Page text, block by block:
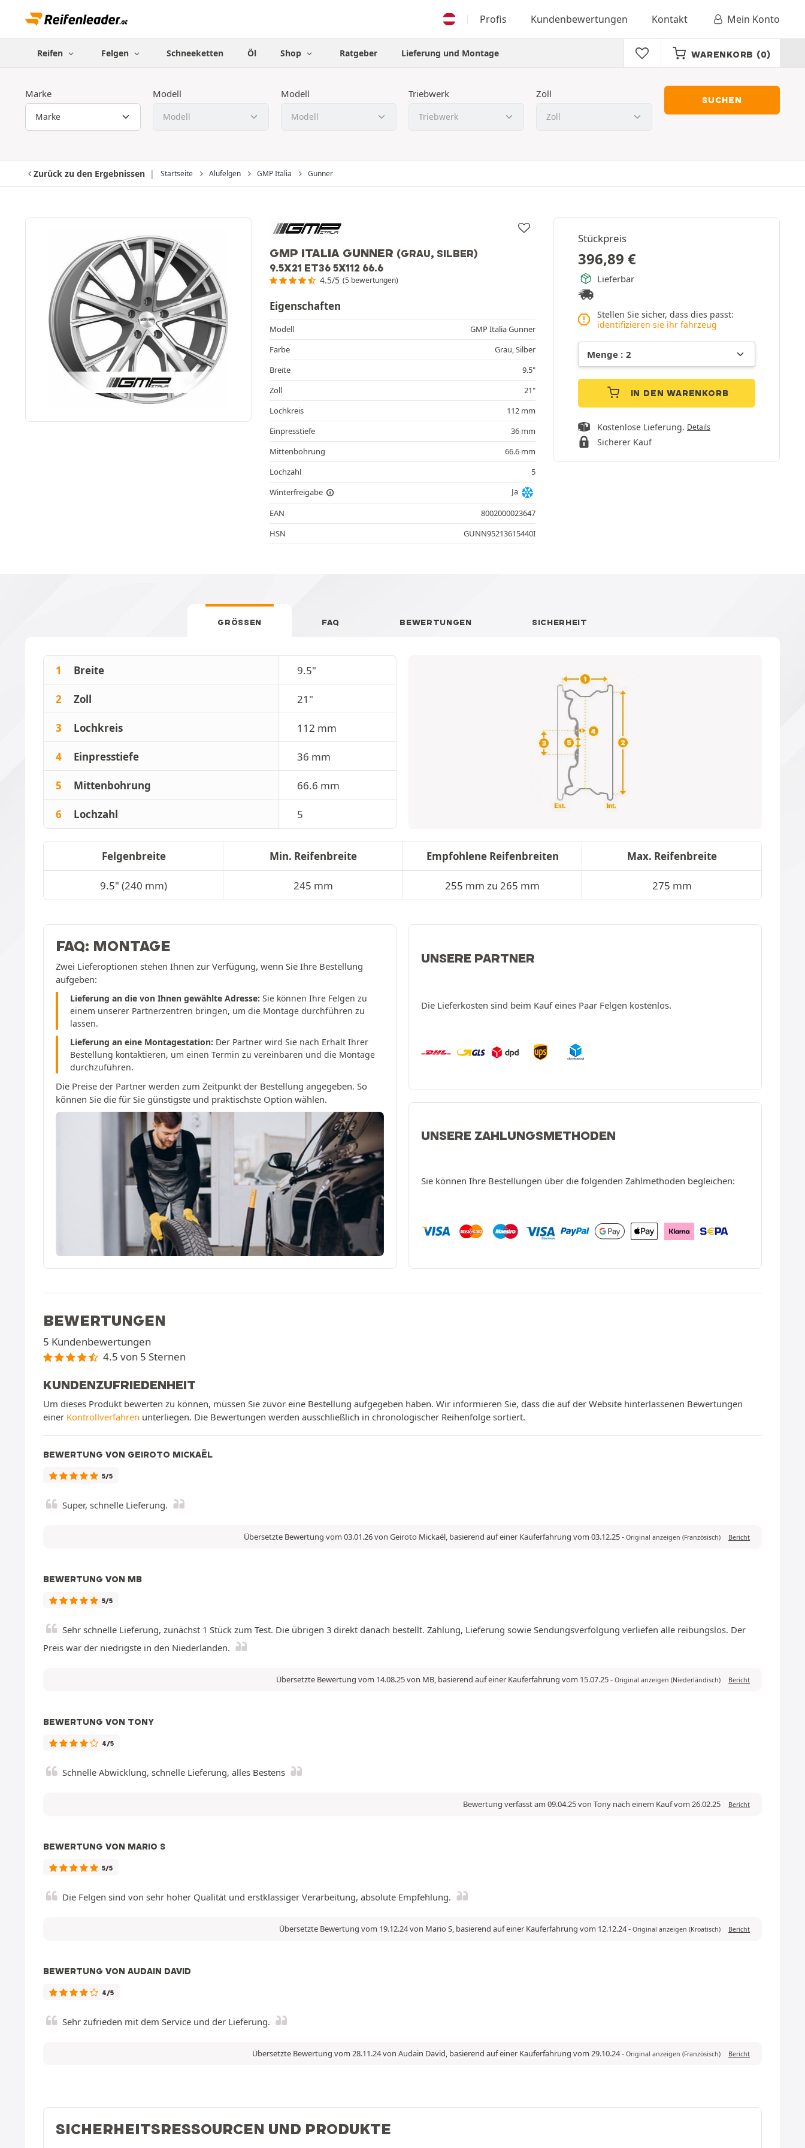
Profis Kundenbewertungen Kontakt Mein Konto
Reifen Felgen Schneeketten Öl Shop Ratgeber Lieferung und Montage WARENKORB (0)
Marke Modell Modell Triebwerk Zoll
SUCHEN
Zurück zu den Ergebnissen Startseite Alufelgen GMP Italia Gunner
GMP ITALIA GUNNER (GRAU, SILBER)
9.5X21 ET36 5X112 66.6
4.5/5 (5 bewertungen)
Stückpreis
396,89 €
Lieferbar
Stellen Sie sicher, dass dies passt:
identifizieren sie ihr fahrzeug
IN DEN WARENKORB
Kostenlose Lieferung. Details
Sicherer Kauf
Eigenschaften
Modell
GMP Italia Gunner
Farbe
Grau, Silber
Breite
9.5"
Zoll
21"
Lochkreis
112 mm
Einpresstiefe
36 mm
Mittenbohrung
66.6 mm
Lochzahl
5
Winterfreigabe
Ja
EAN
8002000023647
HSN
GUNN95213615440I
GRÖSSEN FAQ BEWERTUNGEN SICHERHEIT
1 Breite 9.5"
2 Zoll 21"
3 Lochkreis 112 mm
4 Einpresstiefe 36 mm
5 Mittenbohrung 66.6 mm
6 Lochzahl 5
Felgenbreite
9.5" (240 mm)
Min. Reifenbreite
245 mm
Empfohlene Reifenbreiten
255 mm zu 265 mm
Max. Reifenbreite
275 mm
FAQ: MONTAGE
Zwei Lieferoptionen stehen Ihnen zur Verfügung, wenn Sie Ihre Bestellung
aufgeben:
Lieferung an die von Ihnen gewählte Adresse: Sie können Ihre Felgen zu
einem unserer Partnerzentren bringen, um die Montage durchführen zu
lassen.
Lieferung an eine Montagestation: Der Partner wird Sie nach Erhalt Ihrer
Bestellung kontaktieren, um einen Termin zu vereinbaren und die Montage
durchzuführen.
Die Preise der Partner werden zum Zeitpunkt der Bestellung angegeben. So
können Sie die für Sie günstigste und praktischste Option wählen.
UNSERE PARTNER
Die Lieferkosten sind beim Kauf eines Paar Felgen kostenlos.
UNSERE ZAHLUNGSMETHODEN
Sie können Ihre Bestellungen über die folgenden Zahlmethoden begleichen:
BEWERTUNGEN
5 Kundenbewertungen
4.5 von 5 Sternen
KUNDENZUFRIEDENHEIT
Um dieses Produkt bewerten zu können, müssen Sie zuvor eine Bestellung aufgegeben haben. Wir informieren Sie, dass die auf der Website hinterlassenen Bewertungen
einer Kontrollverfahren unterliegen. Die Bewertungen werden ausschließlich in chronologischer Reihenfolge sortiert.
BEWERTUNG VON GEIROTO MICKAËL
5/5
Super, schnelle Lieferung.
Übersetzte Bewertung vom 03.01.26 von Geiroto Mickaël, basierend auf einer Kauferfahrung vom 03.12.25- Original anzeigen (Französisch) Bericht
BEWERTUNG VON MB
5/5
Sehr schnelle Lieferung, zunächst 1 Stück zum Test. Die übrigen 3 direkt danach bestellt. Zahlung, Lieferung sowie Sendungsverfolgung verliefen alle reibungslos. Der
Preis war der niedrigste in den Niederlanden.
Übersetzte Bewertung vom 14.08.25 von MB, basierend auf einer Kauferfahrung vom 15.07.25- Original anzeigen (Niederländisch) Bericht
BEWERTUNG VON TONY
4/5
Schnelle Abwicklung, schnelle Lieferung, alles Bestens
Bewertung verfasst am 09.04.25 von Tony nach einem Kauf vom 26.02.25 Bericht
BEWERTUNG VON MARIO S
5/5
Die Felgen sind von sehr hoher Qualität und erstklassiger Verarbeitung, absolute Empfehlung.
Übersetzte Bewertung vom 19.12.24 von Mario S, basierend auf einer Kauferfahrung vom 12.12.24- Original anzeigen (Kroatisch) Bericht
BEWERTUNG VON AUDAIN DAVID
4/5
Sehr zufrieden mit dem Service und der Lieferung.
Übersetzte Bewertung vom 28.11.24 von Audain David, basierend auf einer Kauferfahrung vom 29.10.24- Original anzeigen (Französisch) Bericht
SICHERHEITSRESSOURCEN UND PRODUKTE